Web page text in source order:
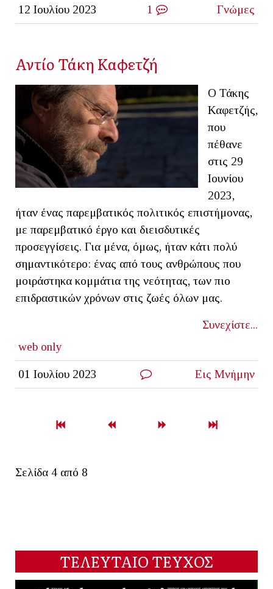
12 Ιουλίου 2023 1 Γνώμες
Αντίο Τάκη Καφετζή
Ο Τάκης
Καφετζής,
που
πέθανε
στις 29
Ιουνίου
2023,
ήταν ένας παρεμβατικός πολιτικός επιστήμονας,
με παρεμβατικό έργο και διεισδυτικές
προσεγγίσεις. Για μένα, όμως, ήταν κάτι πολύ
σημαντικότερο: ένας από τους ανθρώπους που
μοιράστηκα κομμάτια της νεότητας, των πιο
επιδραστικών χρόνων στις ζωές όλων μας.
Συνεχίστε...
web only
01 Ιουλίου 2023 Εις Μνήμην
Σελίδα 4 από 8
ΤΕΛΕΥΤΑΙΟ ΤΕΥΧΟΣ